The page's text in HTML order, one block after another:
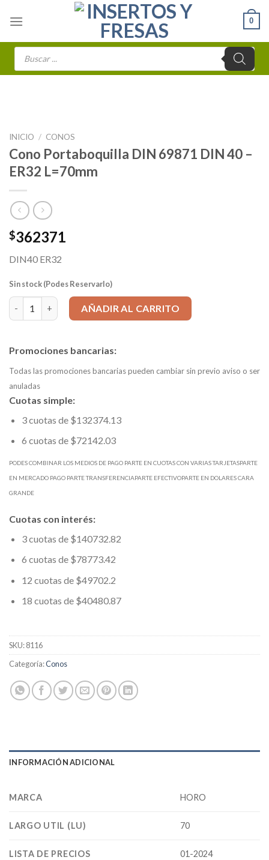
0
Búsqueda
INICIO / CONOS
Cono Portaboquilla DIN 69871 DIN 40 –
ER32 L=70mm
$362371
DIN40 ER32
Sin stock (Podes Reservarlo)
Cono Portaboquilla DIN 69871 DIN 40 - ER32 L=70mm cantidad
AÑADIR AL CARRITO
Promociones bancarias:
Todas las promociones bancarias pueden cambiar sin previo aviso o ser
anuladas
Cuotas simple:
3 cuotas de $132374.13
6 cuotas de $72142.03
PODES COMBINAR LOS MEDIOS DE PAGO PARTE EN CUOTAS CON VARIAS TARJETASPARTE
EN MERCADO PAGO PARTE TRANSFERENCIAPARTE EFECTIVOPARTE EN DOLARES CARA
GRANDE
Cuotas con interés:
3 cuotas de $140732.82
6 cuotas de $78773.42
12 cuotas de $49702.2
18 cuotas de $40480.87
SKU:8116
Categoría:Conos
INFORMACIÓN ADICIONAL
MARCA HORO
LARGO UTIL (LU) 70
LISTA DE PRECIOS 01-2024